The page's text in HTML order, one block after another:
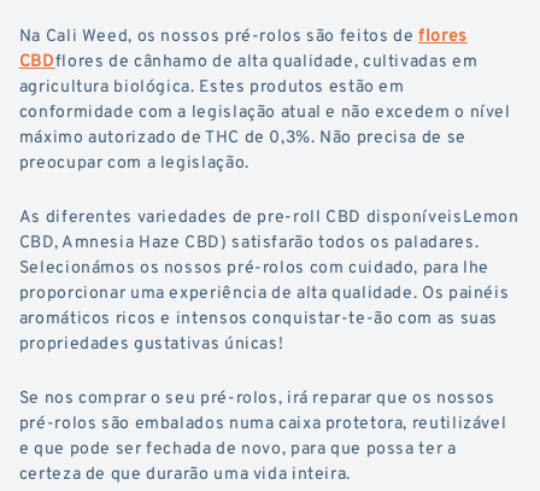
Na Cali Weed, os nossos pré-rolos são feitos de flores
CBDflores de cânhamo de alta qualidade, cultivadas em
agricultura biológica. Estes produtos estão em
conformidade com a legislação atual e não excedem o nível
máximo autorizado de THC de 0,3%. Não precisa de se
preocupar com a legislação.
As diferentes variedades de pre-roll CBD disponíveisLemon
CBD, Amnesia Haze CBD) satisfarão todos os paladares.
Selecionámos os nossos pré-rolos com cuidado, para lhe
proporcionar uma experiência de alta qualidade. Os painéis
aromáticos ricos e intensos conquistar-te-ão com as suas
propriedades gustativas únicas!
Se nos comprar o seu pré-rolos, irá reparar que os nossos
pré-rolos são embalados numa caixa protetora, reutilizável
e que pode ser fechada de novo, para que possa ter a
certeza de que durarão uma vida inteira.